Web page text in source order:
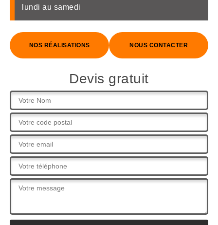
lundi au samedi
NOS RÉALISATIONS NOUS CONTACTER
Devis gratuit